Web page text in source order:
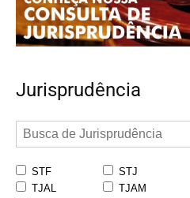
Jurisprudência
STF STJ
TJAL
TJAM